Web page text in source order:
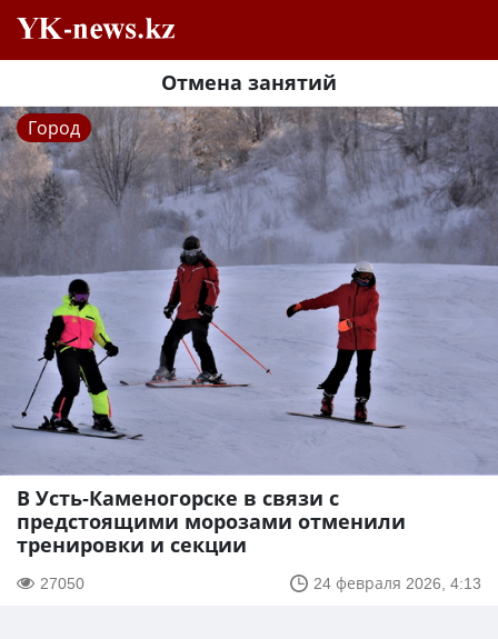
Отмена занятий
Город
В Усть-Каменогорске в связи с
предстоящими морозами отменили
тренировки и секции
27050 24 февраля 2026, 4:13